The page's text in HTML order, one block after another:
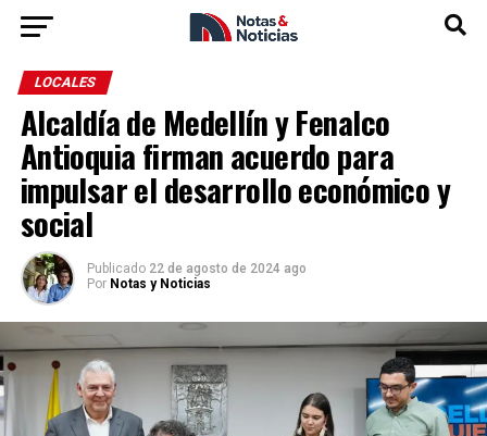
LOCALES
Alcaldía de Medellín y Fenalco
Antioquia firman acuerdo para
impulsar el desarrollo económico y
social
Publicado 22 de agosto de 2024 ago
Por Notas y Noticias